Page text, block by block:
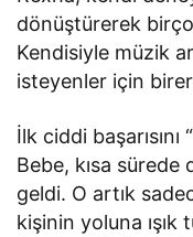
dönüştürerek
Kendisiyle müzik
isteyenler için
İlk ciddi başarısını
Bebe, kısa sürede
geldi. O artık
kişinin yoluna